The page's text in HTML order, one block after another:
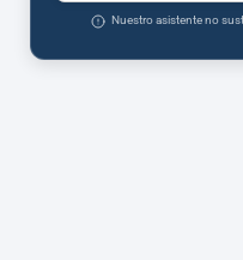
Nuestro asistente no